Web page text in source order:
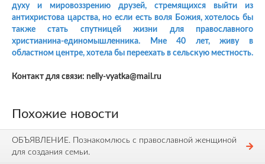
духу и мировоззрению друзей, стремящихся выйти из
антихристова царства, но если есть воля Божия, хотелось бы
также стать спутницей жизни для православного
христианина-единомышленника. Мне 40 лет, живу в
областном центре, хотела бы переехать в сельскую местность.
Контакт для связи: nelly-vyatka@mail .ru
Похожие новости
ОБЪЯВЛЕНИЕ. Познакомлюсь с православной женщиной
для создания семьи.